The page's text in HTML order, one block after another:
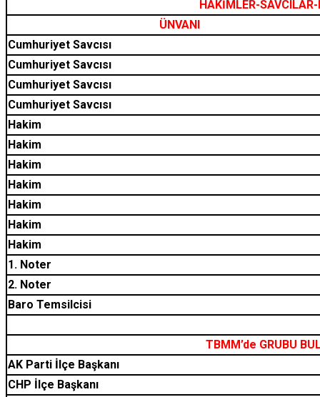
HAKİMLER-
ÜNVANI
Cumhuriyet Savcısı
Cumhuriyet Savcısı
Cumhuriyet Savcısı
Cumhuriyet Savcısı
Hakim
Hakim
Hakim
Hakim
Hakim
Hakim
Hakim
1. Noter
2. Noter
Baro Temsilcisi
TBMM’de GRUBU
AK Parti İlçe Başkanı
CHP İlçe Başkanı